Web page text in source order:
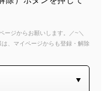
ジからお願いします。／~＼
、マイページからも登録・解除